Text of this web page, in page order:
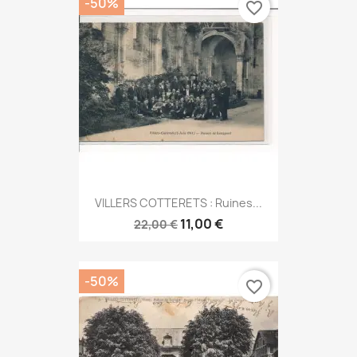
VILLERS COTTERETS : Ruines...
22,00 € 11,00 €
favorite_border
-50% favorite_border